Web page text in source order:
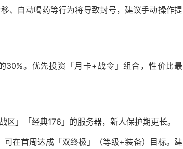
、自动喝药等行为将导致封号，建议手动操作提
30%。优先投资「月卡+战令」组合，性价比最
」「经典176」的服务器，新人保护期更长。
在首周达成「双终极」（等级+装备）目标。建